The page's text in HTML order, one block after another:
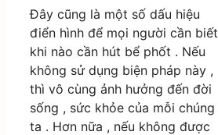
Đây cũng là một số dấu hiệu
điển hình để mọi người cần biết
khi nào cần hút bể phốt . Nếu
không sử dụng biện pháp này ,
thì vô cùng ảnh hưởng đến đời
sống , sức khỏe của mỗi chúng
ta . Hơn nữa , nếu không được